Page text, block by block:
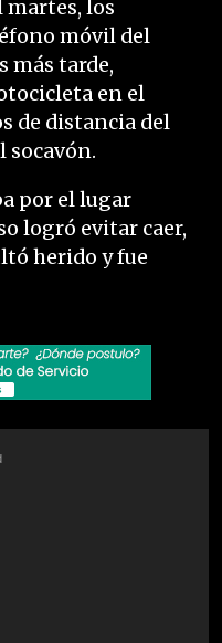
martes, los
móvil del
más tarde,
en el
de distancia del
socavón.
por el lugar
logró evitar caer,
herido y fue